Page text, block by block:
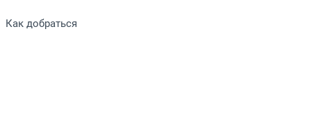
Как добраться